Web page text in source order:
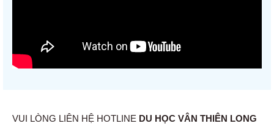
VUI LÒNG LIÊN HỆ HOTLINE DU HỌC VÂN THIÊN LONG